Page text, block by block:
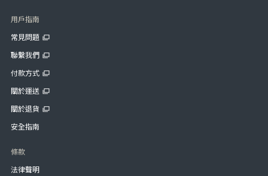
用戶指南
常見問題
聯繫我們
付款方式
關於運送
關於退貨
安全指南
條款
法律聲明